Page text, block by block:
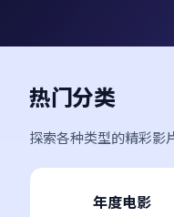
热门分类
探索各种类型的精彩影
年度电影